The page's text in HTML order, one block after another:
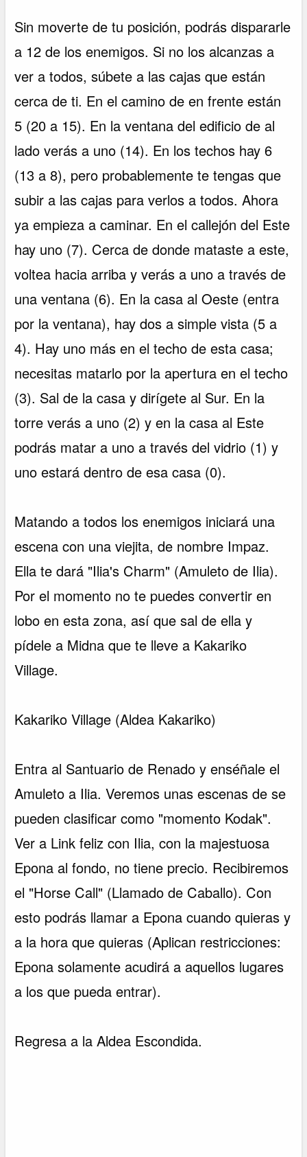
Sin moverte de tu posición, podrás dispararle
a 12 de los enemigos. Si no los alcanzas a
ver a todos, súbete a las cajas que están
cerca de ti. En el camino de en frente están
5 (20 a 15). En la ventana del edificio de al
lado verás a uno (14). En los techos hay 6
(13 a 8), pero probablemente te tengas que
subir a las cajas para verlos a todos. Ahora
ya empieza a caminar. En el callejón del Este
hay uno (7). Cerca de donde mataste a este,
voltea hacia arriba y verás a uno a través de
una ventana (6). En la casa al Oeste (entra
por la ventana), hay dos a simple vista (5 a
4). Hay uno más en el techo de esta casa;
necesitas matarlo por la apertura en el techo
(3). Sal de la casa y dirígete al Sur. En la
torre verás a uno (2) y en la casa al Este
podrás matar a uno a través del vidrio (1) y
uno estará dentro de esa casa (0).
Matando a todos los enemigos iniciará una
escena con una viejita, de nombre Impaz.
Ella te dará "Ilia's Charm" (Amuleto de Ilia).
Por el momento no te puedes convertir en
lobo en esta zona, así que sal de ella y
pídele a Midna que te lleve a Kakariko
Village.
Kakariko Village (Aldea Kakariko)
Entra al Santuario de Renado y enséñale el
Amuleto a Ilia. Veremos unas escenas de se
pueden clasificar como "momento Kodak".
Ver a Link feliz con Ilia, con la majestuosa
Epona al fondo, no tiene precio. Recibiremos
el "Horse Call" (Llamado de Caballo). Con
esto podrás llamar a Epona cuando quieras y
a la hora que quieras (Aplican restricciones:
Epona solamente acudirá a aquellos lugares
a los que pueda entrar).
Regresa a la Aldea Escondida.